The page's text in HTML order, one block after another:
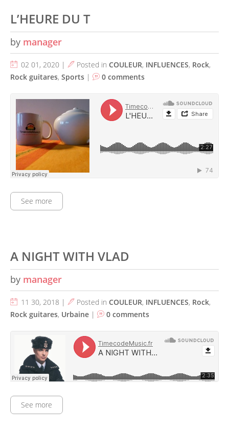
L’HEURE DU T
by manager
02 01, 2020 | Posted in COULEUR, INFLUENCES, Rock,
Rock guitares, Sports | 0 comments
See more
A NIGHT WITH VLAD
by manager
11 30, 2018 | Posted in COULEUR, INFLUENCES, Rock,
Rock guitares, Urbaine | 0 comments
See more